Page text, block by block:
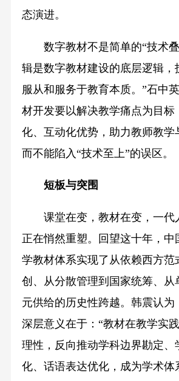
态演进。
数字教材不是简单的“技术叠
辑是数字教材建设的底层逻辑，
服从和服务于教育本质。”石中
材开发要以解决教学痛点为目标
化、互动化优势，助力教师教学
而不能陷入“技术至上”的误区。
短板与突围
课堂在变，教材在变，一代
正在悄然重塑。回望这十年，中
学教材体系实现了从依赖西方范
创、从分散管理到国家统筹、从
元供给的历史性跨越。韩震认为
深层意义在于：“教材在教学实
理性，反向推动学科边界勘定、
化、话语表达优化，成为学术体